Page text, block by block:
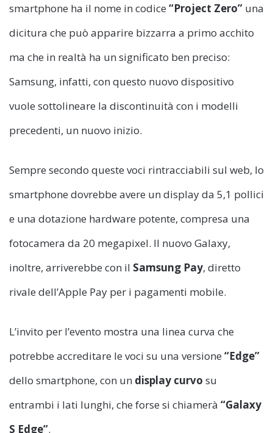
smartphone ha il nome in codice “Project Zero” una
dicitura che può apparire bizzarra a primo acchito
ma che in realtà ha un significato ben preciso:
Samsung, infatti, con questo nuovo dispositivo
vuole sottolineare la discontinuità con i modelli
precedenti, un nuovo inizio.
Sempre secondo queste voci rintracciabili sul web, lo
smartphone dovrebbe avere un display da 5,1 pollici
e una dotazione hardware potente, compresa una
fotocamera da 20 megapixel. Il nuovo Galaxy,
inoltre, arriverebbe con il Samsung Pay, diretto
rivale dell’Apple Pay per i pagamenti mobile.
L’invito per l’evento mostra una linea curva che
potrebbe accreditare le voci su una versione “Edge”
dello smartphone, con un display curvo su
entrambi i lati lunghi, che forse si chiamerà “Galaxy
S Edge”.